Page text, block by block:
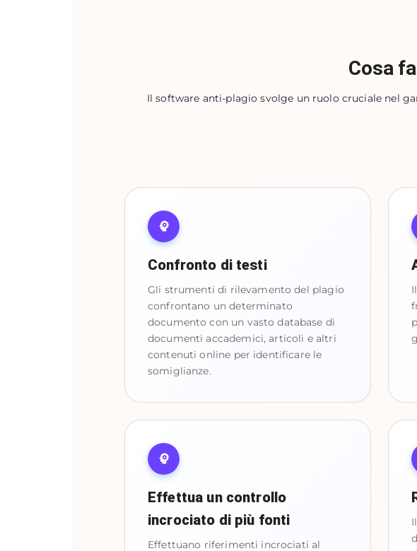
Cosa
Il software anti-plagio svolge un ruolo cruciale nel
Confronto di testi
Gli strumenti di rilevamento del plagio
confrontano un determinato
documento con un vasto database di
documenti accademici, articoli e altri
contenuti online per identificare le
somiglianze.
Effettua un controllo
incrociato di più fonti
Effettuano riferimenti incrociati al